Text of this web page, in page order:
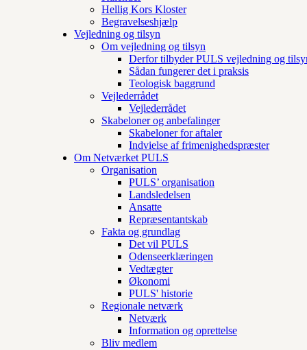
Hellig Kors Kloster
Begravelseshjælp
Vejledning og tilsyn
Om vejledning og tilsyn
Derfor tilbyder PULS vejledning og
Sådan fungerer det i praksis
Teologisk baggrund
Vejlederrådet
Vejlederrådet
Skabeloner og anbefalinger
Skabeloner for aftaler
Indvielse af frimenighedspræster
Om Netværket PULS
Organisation
PULS’ organisation
Landsledelsen
Ansatte
Repræsentantskab
Fakta og grundlag
Det vil PULS
Odenseerklæringen
Vedtægter
Økonomi
PULS' historie
Regionale netværk
Netværk
Information og oprettelse
Bliv medlem